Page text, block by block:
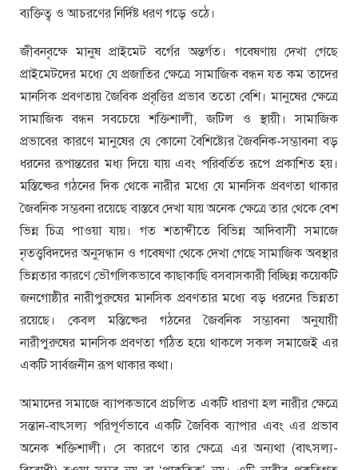
ব্যক্তিত্ব ও আচরণের নির্দিষ্ট ধরণ গড়ে ওঠে।
জীবনবৃক্ষে মানুষ প্রাইমেট বর্গের অন্তর্গত। গবেষণায় দেখা গেছে
প্রাইমেটদের মধ্যে যে প্রজাতির ক্ষেত্রে সামাজিক বন্ধন যত কম তাদের
মানসিক প্রবণতায় জৈবিক প্রবৃত্তির প্রভাব ততো বেশি। মানুষের ক্ষেত্রে
সামাজিক বন্ধন সবচেয়ে শক্তিশালী, জটিল ও স্থায়ী। সামাজিক
প্রভাবের কারণে মানুষের যে কোনো বৈশিষ্ট্যের জৈবনিক-সম্ভাবনা বড়
ধরনের রূপান্তরের মধ্য দিয়ে যায় এবং পরিবর্তিত রূপে প্রকাশিত হয়।
মস্তিষ্কের গঠনের দিক থেকে নারীর মধ্যে যে মানসিক প্রবণতা থাকার
জৈবনিক সম্ভবনা রয়েছে বাস্তবে দেখা যায় অনেক ক্ষেত্রে তার থেকে বেশ
ভিন্ন চিত্র পাওয়া যায়। গত শতাব্দীতে বিভিন্ন আদিবাসী সমাজে
নৃতত্ত্ববিদদের অনুসন্ধান ও গবেষণা থেকে দেখা গেছে সামাজিক অবস্থার
ভিন্নতার কারণে ভৌগলিকভাবে কাছাকাছি বসবাসকারী বিচ্ছিন্ন কয়েকটি
জনগোষ্ঠীর নারীপুরুষের মানসিক প্রবণতার মধ্যে বড় ধরনের ভিন্নতা
রয়েছে। কেবল মস্তিষ্কের গঠনের জৈবনিক সম্ভাবনা অনুযায়ী
নারীপুরুষের মানসিক প্রবণতা গঠিত হয়ে থাকলে সকল সমাজেই এর
একটি সার্বজনীন রূপ থাকার কথা।
আমাদের সমাজে ব্যাপকভাবে প্রচলিত একটি ধারণা হল নারীর ক্ষেত্রে
সন্তান-বাৎসল্য পরিপূর্ণভাবে একটি জৈবিক ব্যাপার এবং এর প্রভাব
অনেক শক্তিশালী। সে কারণে তার ক্ষেত্রে এর অন্যথা (বাৎসল্য-